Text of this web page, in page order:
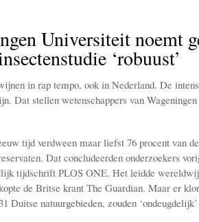
Universiteit noemt
‘robuust’
in rap tempo, ook in Nederland. De
Dat stellen wetenschappers van
tijd verdween maar liefst 76 procent van
Dat concludeerden onderzoekers
tijdschrift PLOS ONE. Het leidde
de Britse krant The Guardian. Maar er
Duitse natuurgebieden, zouden